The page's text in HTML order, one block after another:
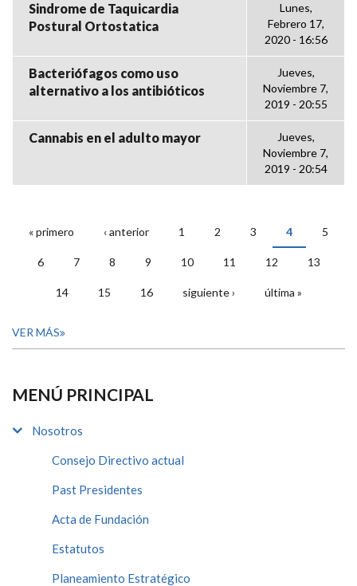
Sindrome de Taquicardia
Postural Ortostatica
Lunes,
Febrero 17,
2020 - 16:56
Bacteriófagos como uso
alternativo a los antibióticos
Jueves,
Noviembre 7,
2019 - 20:55
Cannabis en el adulto mayor
Jueves,
Noviembre 7,
2019 - 20:54
PÁGINAS
« primero ‹ anterior 1 2 3 4 5
6 7 8 9 10 11 12 13
14 15 16 siguiente › última »
VER MÁS
MENÚ PRINCIPAL
Nosotros
Consejo Directivo actual
Past Presidentes
Acta de Fundación
Estatutos
Planeamiento Estratégico